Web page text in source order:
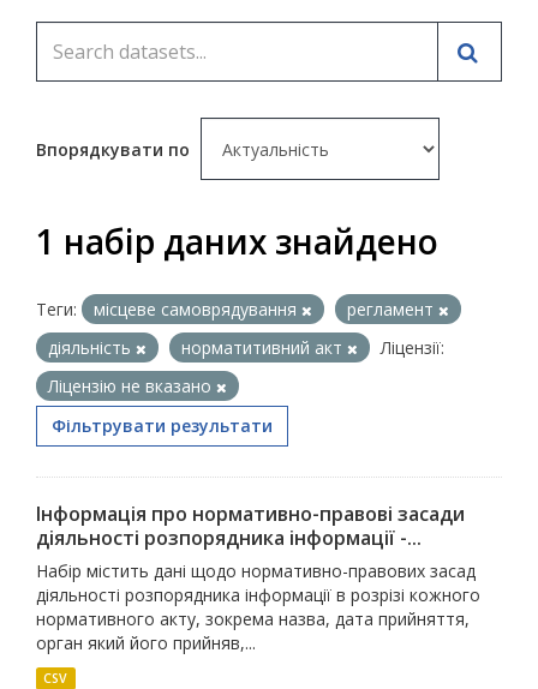
Впорядкувати по
1 набір даних знайдено
Теги: місцеве самоврядування
регламент
діяльність
норматитивний акт
Ліцензії:
Ліцензію не вказано
Фільтрувати результати
Інформація про нормативно-правові засади
діяльності розпорядника інформації -...
Набір містить дані щодо нормативно-правових засад
діяльності розпорядника інформації в розрізі кожного
нормативного акту, зокрема назва, дата прийняття,
орган який його прийняв,...
CSV